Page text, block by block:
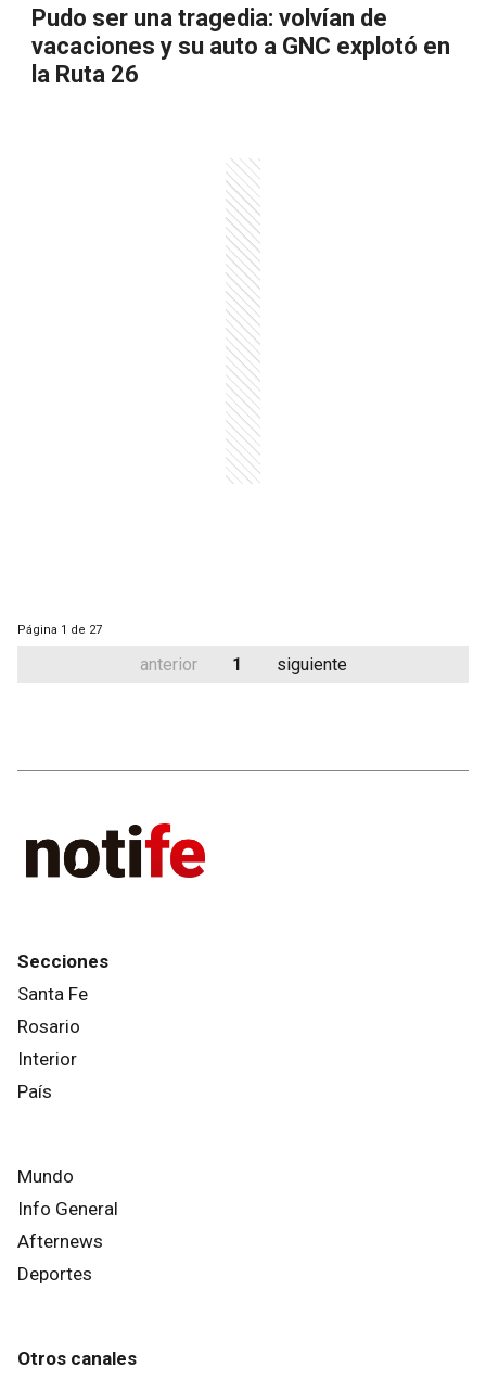
Pudo ser una tragedia: volvían de
vacaciones y su auto a GNC explotó en
la Ruta 26
Página 1 de 27
anterior 1 siguiente
Secciones
Santa Fe
Rosario
Interior
País
Mundo
Info General
Afternews
Deportes
Otros canales